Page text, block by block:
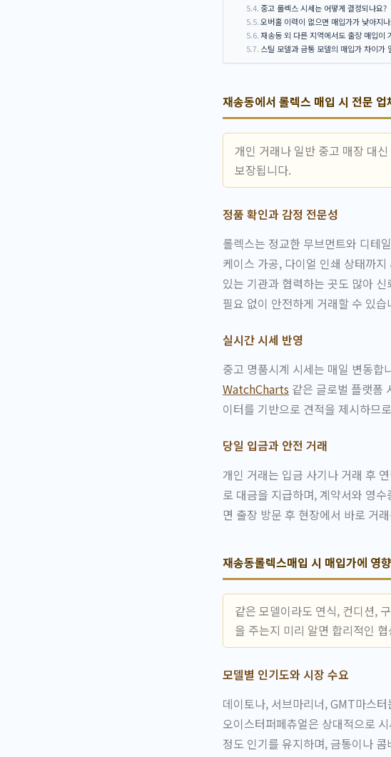
중고 롤렉스 시세는 어떻게 결정되나요?
오버홀 이력이 없으면 매입가가 낮아지
재송동 외 다른 지역에서도 출장 매입이
스틸 모델과 금통 모델의 매입가 차이가
재송동에서 롤렉스 매입 시 전문
개인 거래나 일반 중고 매장 대
보장됩니다.
정품 확인과 감정 전문성
롤렉스는 정교한 무브먼트와 디테
케이스 가공, 다이얼 인쇄 상태까
있는 기관과 협력하는 곳도 많아
필요 없이 안전하게 거래할 수 있습
실시간 시세 반영
중고 명품시계 시세는 매일 변동합
WatchCharts 같은 글로벌 플랫폼
이터를 기반으로 견적을 제시하므
당일 입금과 안전 거래
개인 거래는 입금 사기나 거래 후
로 대금을 지급하며, 계약서와 영
면 출장 방문 후 현장에서 바로 거
재송동롤렉스매입 시 매입가에 영
같은 모델이라도 연식, 컨디션,
을 주는지 미리 알면 합리적인
모델별 인기도와 시장 수요
데이토나, 서브마리너, GMT마스
오이스터퍼페츄얼은 상대적으로
정도 인기를 유지하며, 금통이나